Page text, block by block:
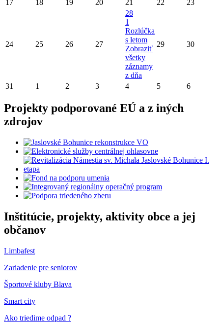
17 18 19 20 21 22 23
24 25 26 27
28
1
Rozlúčka
s letom
Zobraziť
všetky
záznamy
z dňa
29 30
31 1 2 3 4 5 6
Projekty podporované EÚ a z iných
zdrojov
Inštitúcie, projekty, aktivity obce a jej
občanov
Limbafest
Zariadenie pre seniorov
Športové kluby Blava
Smart city
Ako triedime odpad ?